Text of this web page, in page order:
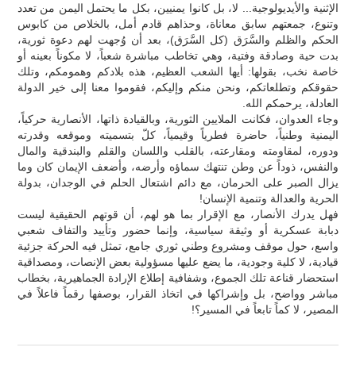
الإثنية والأيديولوجية... لا، بل كانوا يمنيين، بكل ما يحتمل اليمن من تعدد
وتنوع، جمعتهم سابق معاناة، وحذاهم قادم أمل، بالخلاص من كابوس
الحكم والظلم والسَّرَق (كل السَّرَق)، بعد أن وُجهت لهم دعوة ثورية،
بدت حية وصادقة وفتية، وهي تخاطب مباشرة شعباً، لا مكوناً بعينه أو
خاصة نخب، بقولها: أيها الشعب العظيم، هذه بلادكم وهمومكم، وتلك
حقوقكم وتطلعاتكم، ونحن منكم وإليكم، فقوموا معنا إلى خير الدولة
العادلة، يرحمكم الله.
وجاء العدوان، فكانت الملايين الثورية، وبالقيادة ذاتها، الأنصارية حركياً،
اليمنية وطنياً، حاضرة فطرياً وقيمياً، كلّ بتسميته وموقعه وقدرته
ودوره، لمقاومته ومقارعته، بالقلب واللسان والقلم والبندقية والمال
والنفس، ذوداً عن وطن تنتهك سماؤه وأرضه، وأضعف الإيمان كان وما
يزال الصبر على الحرمان، مع دائم اشتعال الحلم في الوجدان، بدولة
الحرية والعدالة وتنمية الإنسان!
فهل يدرك الأنصار، مع الإقرار بما هو لهم، أن قوتهم الحقيقية ليست
دبابة عسكرية أو وثيقة سياسية، وإنما حضور وتأييد والتفاف شعبي
واسع، حول موقف ومشروع وطني ثوري جامع، تمثل فيه الحركة جزئية
قيادية، لا كلية وجودية، ما يضع عليها مسؤولية بعض الإنصات، ومصداقية
استحضار قناعة تلك الجموع، وشفافية إطلاع الإرادة الجماهيرية، بخطاب
مباشر وواضح، بل وإشراكها في اتخاذ القرار، بوصفها رقماً فاعلاً في
المصير، لا كماً تابعاً في المسير؟!